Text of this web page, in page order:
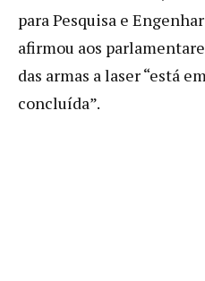
para Pesquisa e
afirmou aos
das armas a laser “está
concluída”.